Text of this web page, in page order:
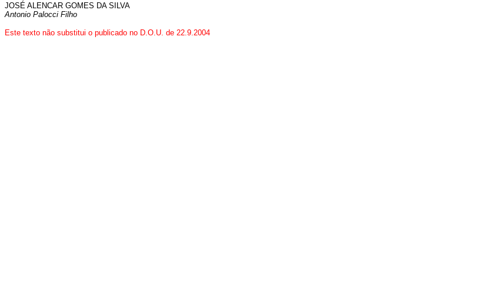
JOSÉ ALENCAR GOMES DA SILVA
Antonio Palocci Filho
Este texto não substitui o publicado no D.O.U. de 22.9.2004